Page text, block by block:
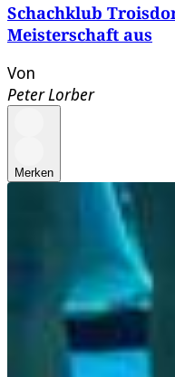
Schachklub
Meisterschaft aus
Von
Peter Lorber
Merken